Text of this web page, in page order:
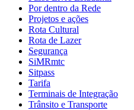
Por dentro da Rede
Projetos e ações
Rota Cultural
Rota de Lazer
Segurança
SiMRmtc
Sitpass
Tarifa
Terminais de Integração
Trânsito e Transporte